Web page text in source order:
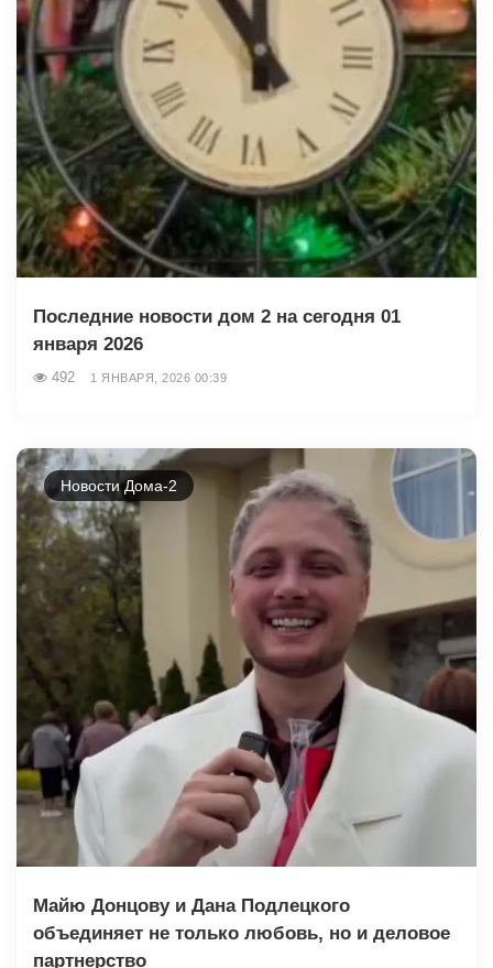
Последние новости дом 2 на сегодня 01
января 2026
492 1 ЯНВАРЯ, 2026 00:39
Новости Дома-2
Майю Донцову и Дана Подлецкого
объединяет не только любовь, но и деловое
партнерство